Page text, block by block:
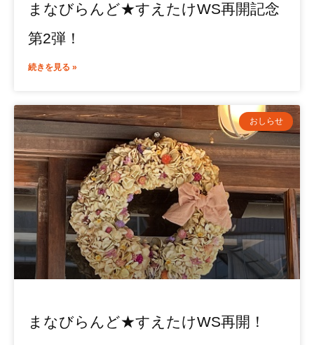
まなびらんど★すえたけWS再開記念
第2弾！
続きを見る »
おしらせ
まなびらんど★すえたけWS再開！